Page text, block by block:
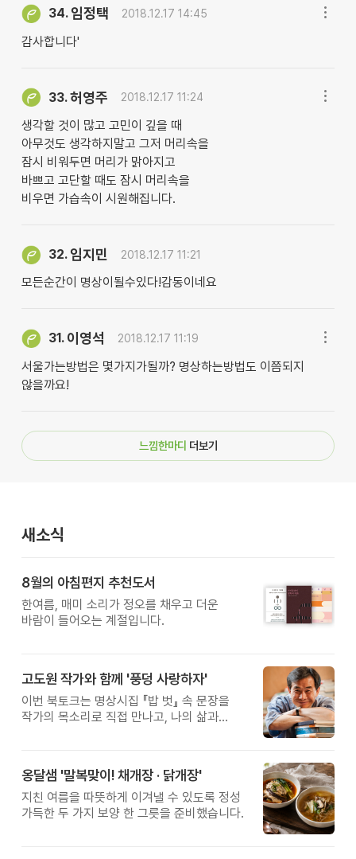
34. 임정택 2018.12.17 14:45
감사합니다'
33.허영주 2018.12.17 11:24
생각할 것이 많고 고민이 깊을 때
아무것도 생각하지말고 그저 머리속을
잠시 비워두면 머리가 맑아지고
바쁘고 고단할 때도 잠시 머리속을
비우면 가습속이 시원해집니다.
32. 임지민 2018.12.17 11:21
모든순간이 명상이될수있다!감동이네요
31. 이영석 2018.12.17 11:19
서울가는방법은 몇가지가될까? 명상하는방법도 이쯤되지
않을까요!
느낌한마디 더보기
새소식
8월의 아침편지 추천도서
한여름, 매미 소리가 정오를 채우고 더운
바람이 들어오는 계절입니다.
고도원 작가와 함께 '풍덩 사랑하자'
이번 북토크는 명상시집 『밥 벗』 속 문장을
작가의 목소리로 직접 만나고, 나의 삶과
옹달샘 '말복맞이! 채개장 · 닭개장'
지친 여름을 따뜻하게 이겨낼 수 있도록 정성
가득한 두 가지 보양 한 그릇을 준비했습니다.